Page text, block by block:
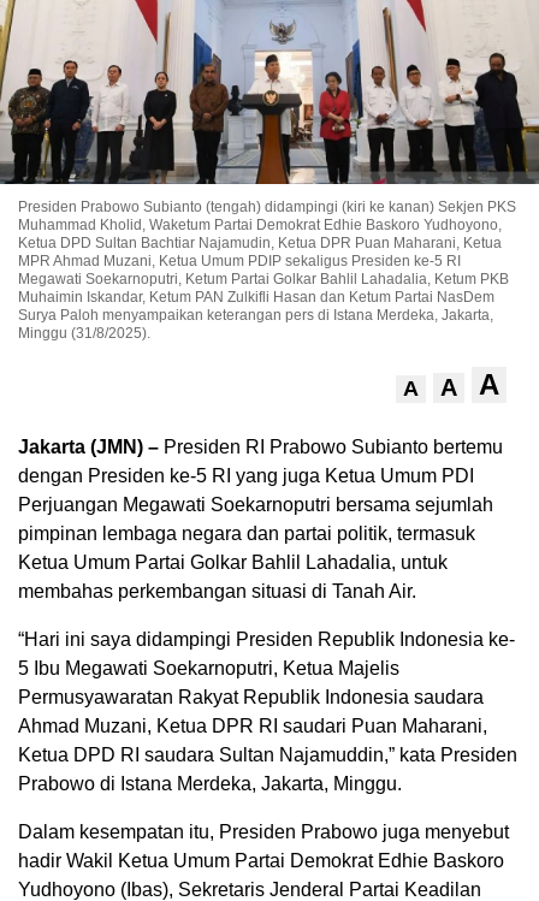
Presiden Prabowo Subianto (tengah) didampingi (kiri ke kanan) Sekjen PKS
Muhammad Kholid, Waketum Partai Demokrat Edhie Baskoro Yudhoyono,
Ketua DPD Sultan Bachtiar Najamudin, Ketua DPR Puan Maharani, Ketua
MPR Ahmad Muzani, Ketua Umum PDIP sekaligus Presiden ke-5 RI
Megawati Soekarnoputri, Ketum Partai Golkar Bahlil Lahadalia, Ketum PKB
Muhaimin Iskandar, Ketum PAN Zulkifli Hasan dan Ketum Partai NasDem
Surya Paloh menyampaikan keterangan pers di Istana Merdeka, Jakarta,
Minggu (31/8/2025).
A A A
Jakarta (JMN) – Presiden RI Prabowo Subianto bertemu
dengan Presiden ke-5 RI yang juga Ketua Umum PDI
Perjuangan Megawati Soekarnoputri bersama sejumlah
pimpinan lembaga negara dan partai politik, termasuk
Ketua Umum Partai Golkar Bahlil Lahadalia, untuk
membahas perkembangan situasi di Tanah Air.
“Hari ini saya didampingi Presiden Republik Indonesia ke-
5 Ibu Megawati Soekarnoputri, Ketua Majelis
Permusyawaratan Rakyat Republik Indonesia saudara
Ahmad Muzani, Ketua DPR RI saudari Puan Maharani,
Ketua DPD RI saudara Sultan Najamuddin,” kata Presiden
Prabowo di Istana Merdeka, Jakarta, Minggu.
Dalam kesempatan itu, Presiden Prabowo juga menyebut
hadir Wakil Ketua Umum Partai Demokrat Edhie Baskoro
Yudhoyono (Ibas), Sekretaris Jenderal Partai Keadilan